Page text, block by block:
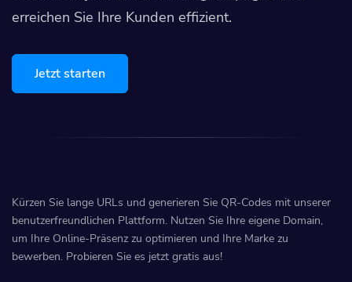
erreichen Sie Ihre Kunden effizient.
Jetzt starten
Kürzen Sie lange URLs und generieren Sie QR-Codes mit unserer
benutzerfreundlichen Plattform. Nutzen Sie Ihre eigene Domain,
um Ihre Online-Präsenz zu optimieren und Ihre Marke zu
bewerben. Probieren Sie es jetzt gratis aus!